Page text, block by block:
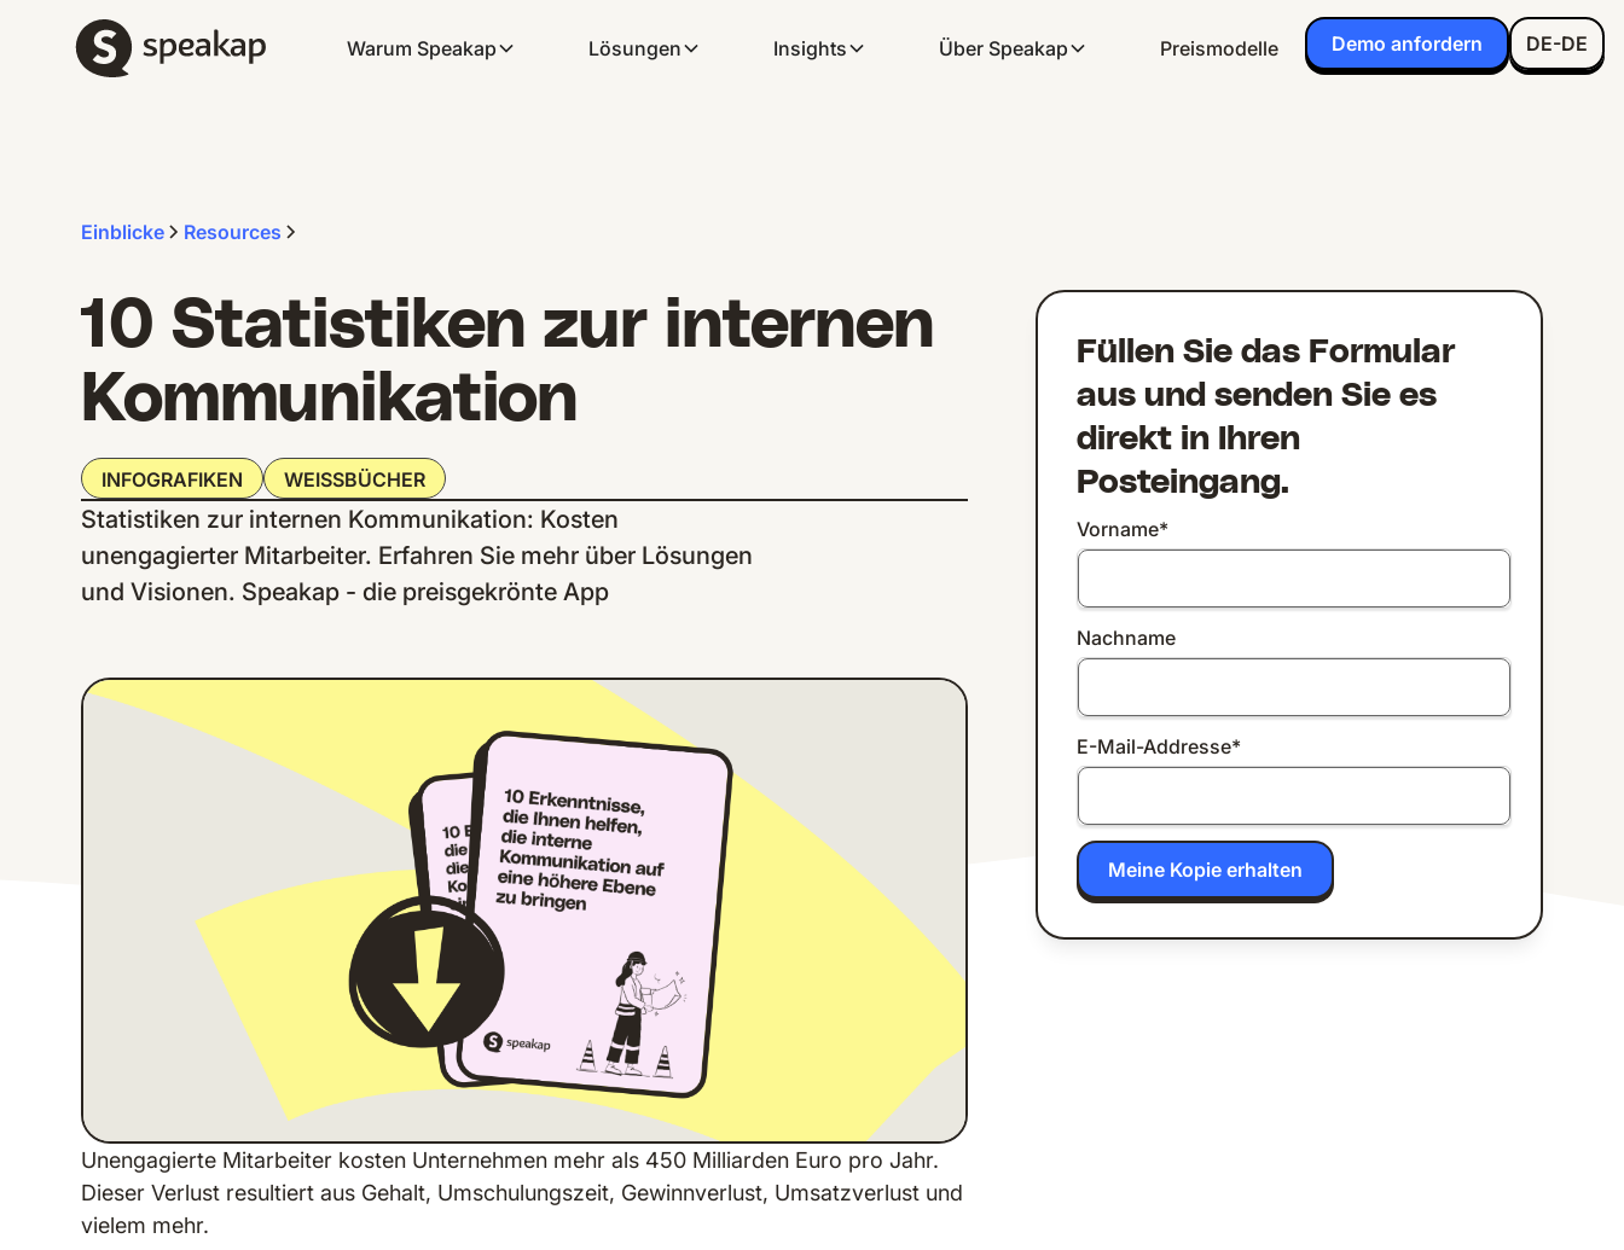
Warum Speakap Lösungen Insights Über Speakap Preismodelle Demo anfordern DE-DE
Einblicke Resources
10 Statistiken zur internen
Kommunikation
INFOGRAFIKEN WEISSBÜCHER
Statistiken zur internen Kommunikation: Kosten
unengagierter Mitarbeiter. Erfahren Sie mehr über Lösungen
und Visionen. Speakap - die preisgekrönte App
Füllen Sie das Formular
aus und senden Sie es
direkt in Ihren
Posteingang.
Vorname*
Nachname
E-Mail-Addresse*
Unengagierte Mitarbeiter kosten Unternehmen mehr als 450 Milliarden Euro pro Jahr.
Dieser Verlust resultiert aus Gehalt, Umschulungszeit, Gewinnverlust, Umsatzverlust und
vielem mehr.